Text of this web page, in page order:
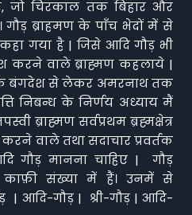
जो चिरकाल तक बिहार और
गौड़ ब्राहमण के पाँच भेदों में से
गया है | जिसे आदि गौड़ भी
करने वाले ब्राह्मण कहलाये |
बंगदेश से लेकर अमरनाथ तक
निबन्ध के निर्णय अध्याय मैं
ब्राह्मण सर्वप्रथम ब्रह्मक्षेत्र
वाले तथा सदाचार प्रवर्तक
गौड़ मानना चाहिए | गौड़
काफ़ी संख्या में हैं। उनमें से
| आदि-गौड़ | श्री-गौड़ | आदि-